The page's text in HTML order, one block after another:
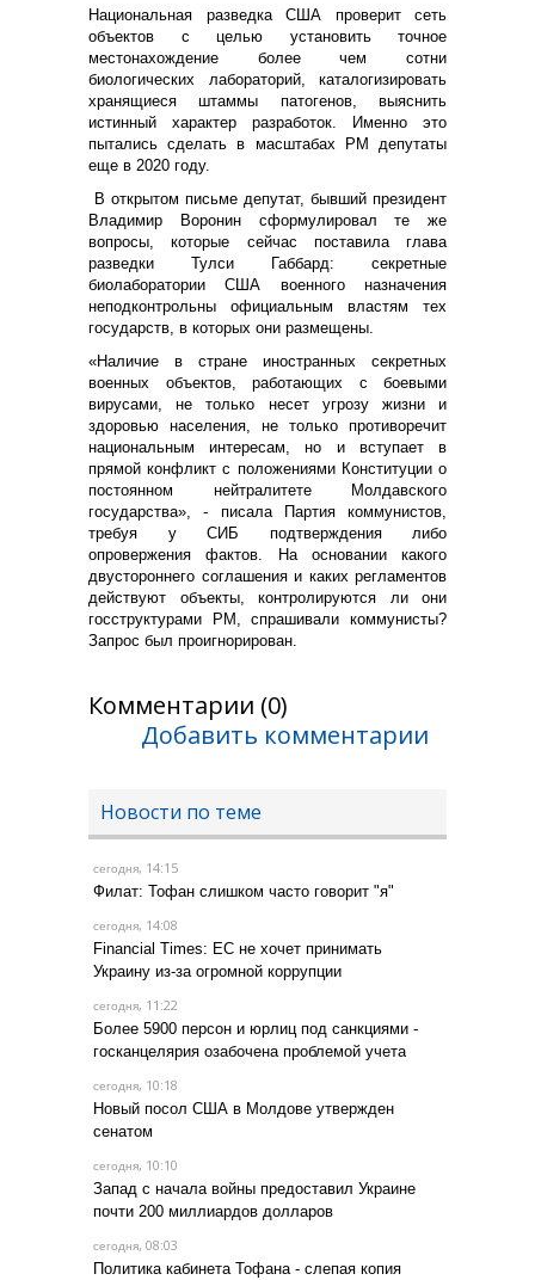
Национальная разведка США проверит сеть
объектов с целью установить точное
местонахождение более чем сотни
биологических лабораторий, каталогизировать
хранящиеся штаммы патогенов, выяснить
истинный характер разработок. Именно это
пытались сделать в масштабах РМ депутаты
еще в 2020 году.
В открытом письме депутат, бывший президент
Владимир Воронин сформулировал те же
вопросы, которые сейчас поставила глава
разведки Тулси Габбард: секретные
биолаборатории США военного назначения
неподконтрольны официальным властям тех
государств, в которых они размещены.
«Наличие в стране иностранных секретных
военных объектов, работающих с боевыми
вирусами, не только несет угрозу жизни и
здоровью населения, не только противоречит
национальным интересам, но и вступает в
прямой конфликт с положениями Конституции о
постоянном нейтралитете Молдавского
государства», - писала Партия коммунистов,
требуя у СИБ подтверждения либо
опровержения фактов. На основании какого
двустороннего соглашения и каких регламентов
действуют объекты, контролируются ли они
госструктурами РМ, спрашивали коммунисты?
Запрос был проигнорирован.
Комментарии (0)
Добавить комментарии
Новости по теме
сегодня, 14:15
Филат: Тофан слишком часто говорит "я"
сегодня, 14:08
Financial Times: ЕС не хочет принимать
Украину из-за огромной коррупции
сегодня, 11:22
Более 5900 персон и юрлиц под санкциями -
госканцелярия озабочена проблемой учета
сегодня, 10:18
Новый посол США в Молдове утвержден
сенатом
сегодня, 10:10
Запад с начала войны предоставил Украине
почти 200 миллиардов долларов
сегодня, 08:03
Политика кабинета Тофана - слепая копия